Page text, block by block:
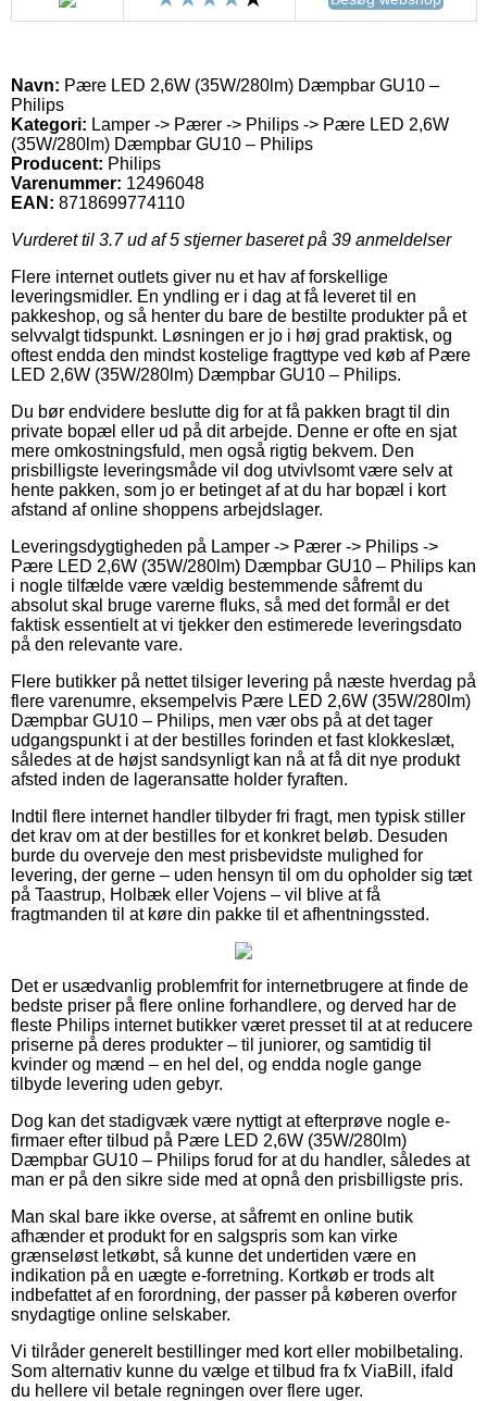
Navn: Pære LED 2,6W (35W/280lm) Dæmpbar GU10 –
Philips
Kategori: Lamper -> Pærer -> Philips -> Pære LED 2,6W
(35W/280lm) Dæmpbar GU10 – Philips
Producent: Philips
Varenummer: 12496048
EAN: 8718699774110
Vurderet til 3.7ud af 5 stjerner baseret på 39 anmeldelser
Flere internet outlets giver nu et hav af forskellige
leveringsmidler. En yndling er i dag at få leveret til en
pakkeshop, og så henter du bare de bestilte produkter på et
selvvalgt tidspunkt. Løsningen er jo i høj grad praktisk, og
oftest endda den mindst kostelige fragttype ved køb af Pære
LED 2,6W (35W/280lm) Dæmpbar GU10 – Philips.
Du bør endvidere beslutte dig for at få pakken bragt til din
private bopæl eller ud på dit arbejde. Denne er ofte en sjat
mere omkostningsfuld, men også rigtig bekvem. Den
prisbilligste leveringsmåde vil dog utvivlsomt være selv at
hente pakken, som jo er betinget af at du har bopæl i kort
afstand af online shoppens arbejdslager.
Leveringsdygtigheden på Lamper -> Pærer -> Philips ->
Pære LED 2,6W (35W/280lm) Dæmpbar GU10 – Philips kan
i nogle tilfælde være vældig bestemmende såfremt du
absolut skal bruge varerne fluks, så med det formål er det
faktisk essentielt at vi tjekker den estimerede leveringsdato
på den relevante vare.
Flere butikker på nettet tilsiger levering på næste hverdag på
flere varenumre, eksempelvis Pære LED 2,6W (35W/280lm)
Dæmpbar GU10 – Philips, men vær obs på at det tager
udgangspunkt i at der bestilles forinden et fast klokkeslæt,
således at de højst sandsynligt kan nå at få dit nye produkt
afsted inden de lageransatte holder fyraften.
Indtil flere internet handler tilbyder fri fragt, men typisk stiller
det krav om at der bestilles for et konkret beløb. Desuden
burde du overveje den mest prisbevidste mulighed for
levering, der gerne – uden hensyn til om du opholder sig tæt
på Taastrup, Holbæk eller Vojens – vil blive at få
fragtmanden til at køre din pakke til et afhentningssted.
Det er usædvanlig problemfrit for internetbrugere at finde de
bedste priser på flere online forhandlere, og derved har de
fleste Philips internet butikker været presset til at at reducere
priserne på deres produkter – til juniorer, og samtidig til
kvinder og mænd – en hel del, og endda nogle gange
tilbyde levering uden gebyr.
Dog kan det stadigvæk være nyttigt at efterprøve nogle e-
firmaer efter tilbud på Pære LED 2,6W (35W/280lm)
Dæmpbar GU10 – Philips forud for at du handler, således at
man er på den sikre side med at opnå den prisbilligste pris.
Man skal bare ikke overse, at såfremt en online butik
afhænder et produkt for en salgspris som kan virke
grænseløst letkøbt, så kunne det undertiden være en
indikation på en uægte e-forretning. Kortkøb er trods alt
indbefattet af en forordning, der passer på køberen overfor
snydagtige online selskaber.
Vi tilråder generelt bestillinger med kort eller mobilbetaling.
Som alternativ kunne du vælge et tilbud fra fx ViaBill, ifald
du hellere vil betale regningen over flere uger.